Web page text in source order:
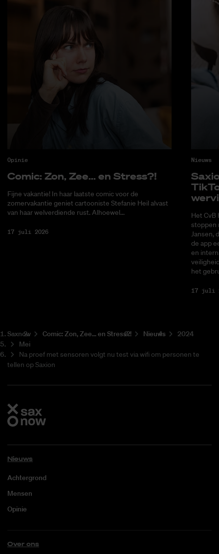
Opinie
Co­mic: Zon, Zee... en Stress?!
Fijne vakantie! In haar laatste comic voor de
zomervakantie geniet cartooniste Stefanie Heil alvast
van haar welverdiende rust. Alhoewel...
17 juli 2026
Nieuws
Het CvB
stoppen
Jansen,
de app
en
het
17 juli
Saxnow Co­mic: Zon, Zee... en Stress?! Nieuws
2024
Mei
Na proef met sensoren volgt nu test via wifi om personen te
tellen op Saxion
Nieuws
Achtergrond
Mensen
Opinie
Over ons